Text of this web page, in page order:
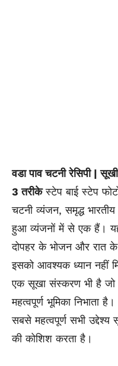
वडा पाव चटनी रेसिपी |
3 तरीकेस्टेप बाई स्टेप
चटनी व्यंजन, समृद्ध
हुआ व्यंजनों में से एक हैं।
दोपहर के भोजन और रात
इसको आवश्यक ध्यान नहीं
एक सूखा संस्करण भी है जो
महत्वपूर्ण भूमिका निभाता
सबसे महत्वपूर्ण सभी
की कोशिश करता है।